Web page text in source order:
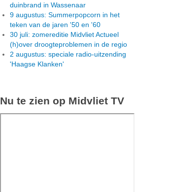
duinbrand in Wassenaar
9 augustus: Summerpopcorn in het
teken van de jaren '50 en '60
30 juli: zomereditie Midvliet Actueel
(h)over droogteproblemen in de regio
2 augustus: speciale radio-uitzending
'Haagse Klanken'
Nu te zien op Midvliet TV